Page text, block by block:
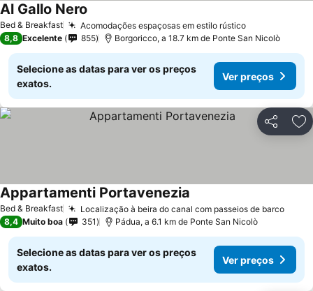
Bed & Breakfast Acomodações espaçosas em estilo rústico
Al Gallo Nero
8,8 Excelente 855 Borgoricco, a 18.7 km de Ponte San Nicolò
Selecione as datas para ver os preços
exatos.
Ver preços
Partilhar
Bed & Breakfast Localização à beira do canal com passeios de barco
Appartamenti Portavenezia
8,4 Muito boa 351 Pádua, a 6.1 km de Ponte San Nicolò
Selecione as datas para ver os preços
exatos.
Ver preços